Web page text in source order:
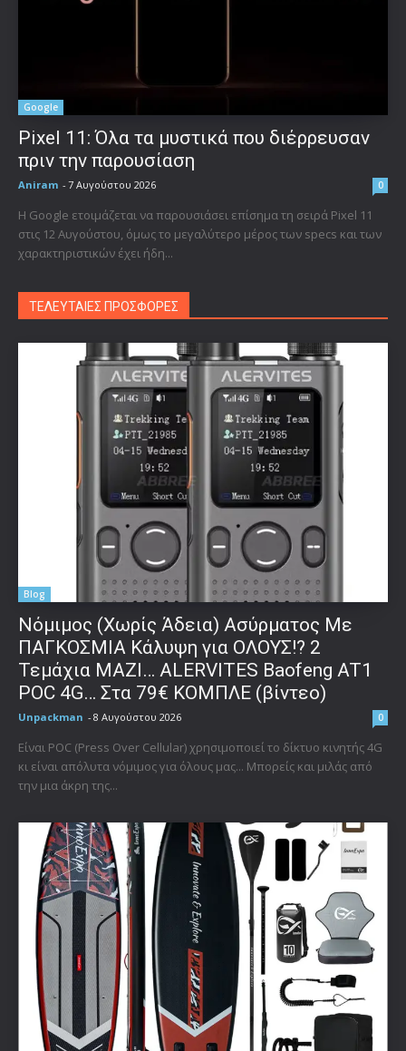
Google
Pixel 11: Όλα τα μυστικά που διέρρευσαν
πριν την παρουσίαση
Aniram - 7 Αυγούστου 2026 0
Η Google ετοιμάζεται να παρουσιάσει επίσημα τη σειρά Pixel 11
στις 12 Αυγούστου, όμως το μεγαλύτερο μέρος των specs και των
χαρακτηριστικών έχει ήδη...
ΤΕΛΕΥΤΑΙΕΣ ΠΡΟΣΦΟΡΕΣ
Blog
Νόμιμος (Χωρίς Άδεια) Ασύρματος Με
ΠΑΓΚΟΣΜΙΑ Κάλυψη για ΟΛΟΥΣ!? 2
Τεμάχια ΜΑΖΙ… ALERVITES Baofeng AT1
POC 4G… Στα 79€ ΚΟΜΠΛΕ (βίντεο)
Unpackman - 8 Αυγούστου 2026 0
Είναι POC (Press Over Cellular) χρησιμοποιεί το δίκτυο κινητής 4G
κι είναι απόλυτα νόμιμος για όλους μας... Μπορείς και μιλάς από
την μια άκρη της...